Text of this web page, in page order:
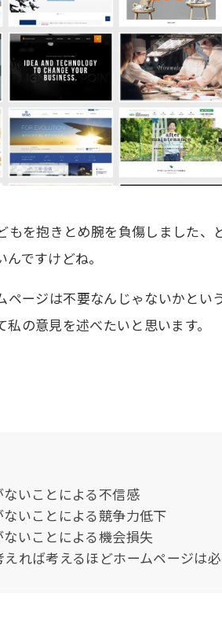
もを抱きとめ腕を負傷しました、
ですけどね。
ページは不要なんじゃないかとい
の意見を述べたいと思います。
いことによる不信感
いことによる競争力低下
いことによる機会損失
れば考えるほどホームページは